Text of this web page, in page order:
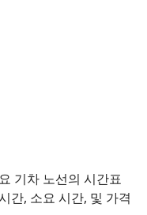
기차 노선의 시간표
간, 소요 시간, 및 가격